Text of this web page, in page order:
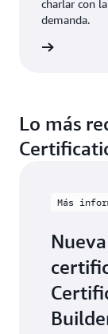
charlar con
demanda.
Lo más
Más